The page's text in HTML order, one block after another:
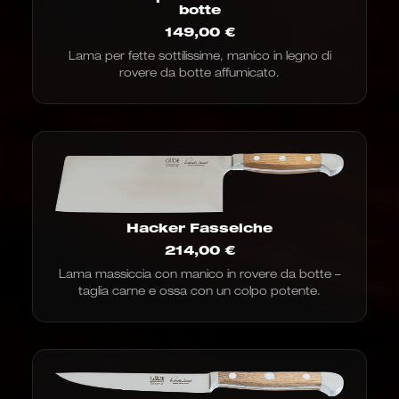
botte
149,00 €
Lama per fette sottilissime, manico in legno di
rovere da botte affumicato.
Hacker Fasseiche
214,00 €
Lama massiccia con manico in rovere da botte –
taglia carne e ossa con un colpo potente.